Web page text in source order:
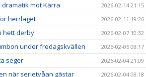
mot Kärra 2026-02-14 21:15
herrlaget 2026-02-11 19:26
hett derby 2026-02-07 10:32
under fredagskvällen 2026-02-05 08:17
seger 2026-02-04 21:09
när serietvåan gästar 2026-02-04 08:18